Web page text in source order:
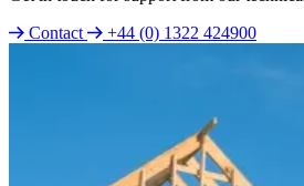
Contact
+44 (0) 1322 424900